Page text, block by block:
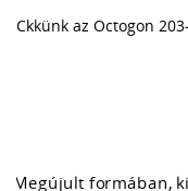
Ckkünk az Octogon